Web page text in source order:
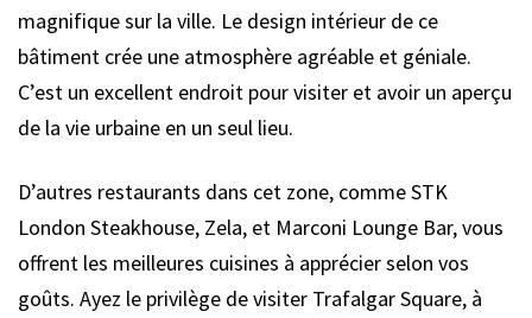
magnifique sur la ville. Le design intérieur de ce
bâtiment crée une atmosphère agréable et géniale.
C’est un excellent endroit pour visiter et avoir un aperçu
de la vie urbaine en un seul lieu.
D’autres restaurants dans cet zone, comme STK
London Steakhouse, Zela, et Marconi Lounge Bar, vous
offrent les meilleures cuisines à apprécier selon vos
goûts. Ayez le privilège de visiter Trafalgar Square, à